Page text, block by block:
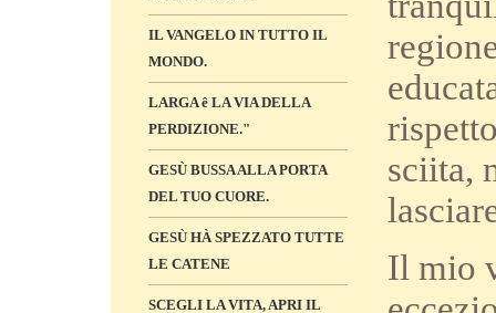
IL VANGELO IN TUTTO IL
MONDO.
LARGA ê LA VIA DELLA
PERDIZIONE."
GESÙ BUSSA ALLA PORTA
DEL TUO CUORE.
GESÙ HÀ SPEZZATO TUTTE
LE CATENE
SCEGLI LA VITA, APRI IL
sciita,
Il mio